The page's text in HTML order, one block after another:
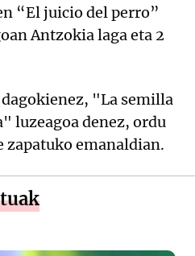
“El juicio del perro”
Antzokia laga eta 2
"La semilla
luzeagoa denez, ordu
emanaldian.